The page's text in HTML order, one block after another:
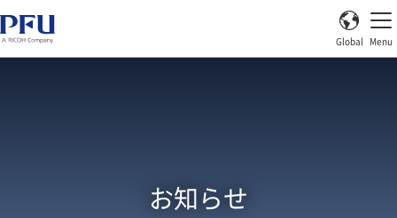
Global Menu
お知らせ